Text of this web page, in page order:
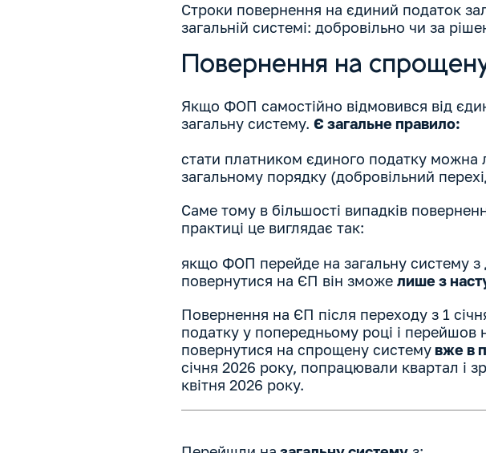
Строки повернення на єдиний податок
загальній системі: добровільно чи за
Повернення на
Якщо ФОП самостійно відмовився від
загальну систему. Є загальне правило:
стати платником єдиного податку
загальному порядку (добровільний
Саме тому в більшості випадків
практиці це виглядає так:
якщо ФОП перейде на загальну систему з
повернутися на ЄП він зможе лише з
Повернення на ЄП після переходу з 1
податку у попередньому році і перейшов
повернутися на спрощену системувже в
січня 2026 року, попрацювали квартал і
квітня 2026 року.